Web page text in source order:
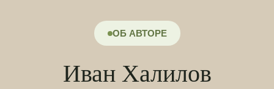
ОБ АВТОРЕ
Иван Халилов